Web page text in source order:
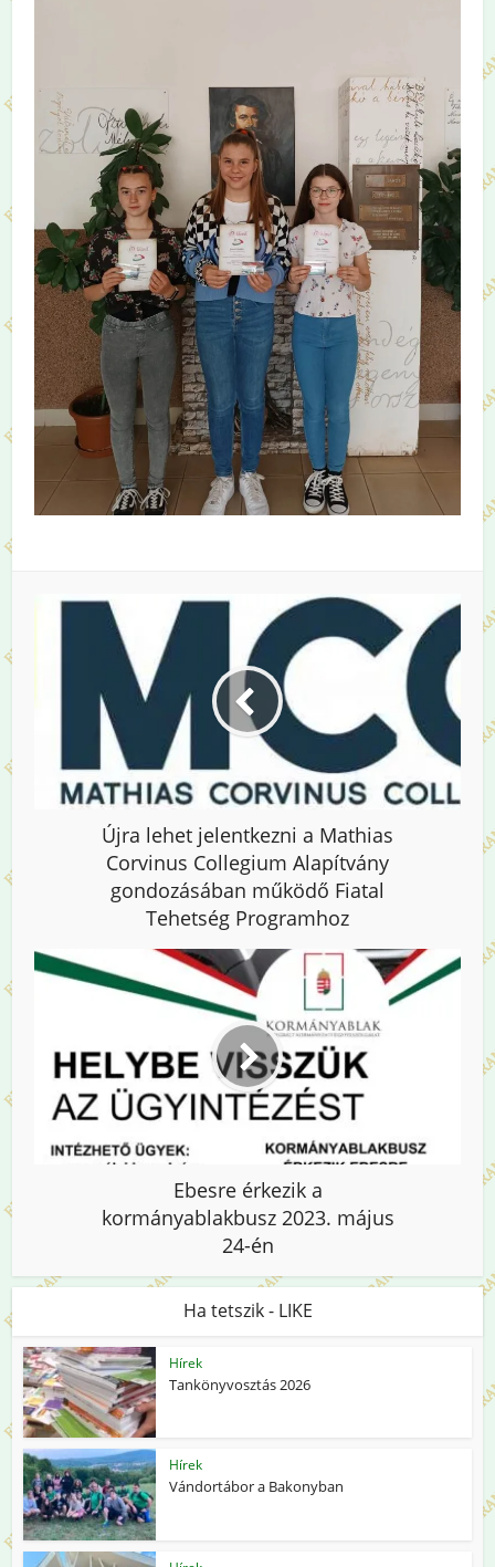
Újra lehet jelentkezni a Mathias
Corvinus Collegium Alapítvány
gondozásában működő Fiatal
Tehetség Programhoz
Ebesre érkezik a
kormányablakbusz 2023. május
24-én
Ha tetszik - LIKE
Hírek
Tankönyvosztás 2026
Hírek
Vándortábor a Bakonyban